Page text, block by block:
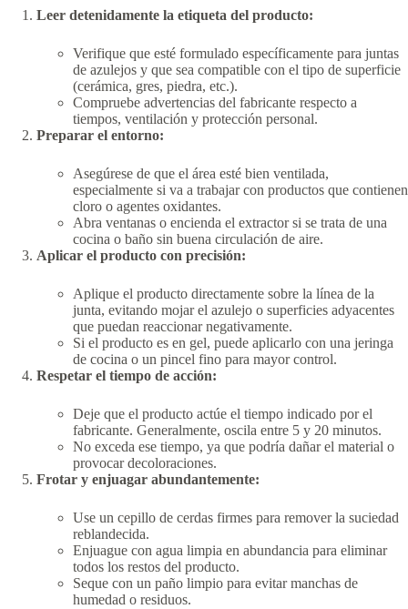
Leer detenidamente la etiqueta del producto:
Verifique que esté formulado específicamente para juntas
de azulejos y que sea compatible con el tipo de superficie
(cerámica, gres, piedra, etc.).
Compruebe advertencias del fabricante respecto a
tiempos, ventilación y protección personal.
Preparar el entorno:
Asegúrese de que el área esté bien ventilada,
especialmente si va a trabajar con productos que contienen
cloro o agentes oxidantes.
Abra ventanas o encienda el extractor si se trata de una
cocina o baño sin buena circulación de aire.
Aplicar el producto con precisión:
Aplique el producto directamente sobre la línea de la
junta, evitando mojar el azulejo o superficies adyacentes
que puedan reaccionar negativamente.
Si el producto es en gel, puede aplicarlo con una jeringa
de cocina o un pincel fino para mayor control.
Respetar el tiempo de acción:
Deje que el producto actúe el tiempo indicado por el
fabricante. Generalmente, oscila entre 5 y 20 minutos.
No exceda ese tiempo, ya que podría dañar el material o
provocar decoloraciones.
Frotar y enjuagar abundantemente:
Use un cepillo de cerdas firmes para remover la suciedad
reblandecida.
Enjuague con agua limpia en abundancia para eliminar
todos los restos del producto.
Seque con un paño limpio para evitar manchas de
humedad o residuos.